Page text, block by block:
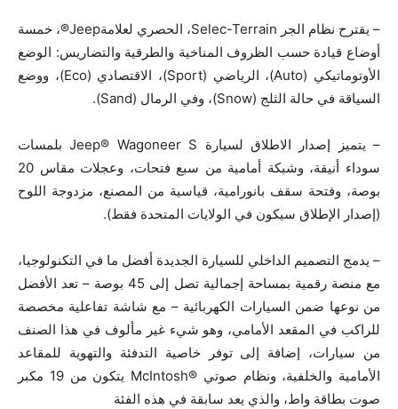
– يقترح نظام الجر Selec-Terrain، الحصري لعلامةJeep®، خمسة
أوضاع قيادة حسب الظروف المناخية والطرقية والتضاريس: الوضع
الأوتوماتيكي (Auto)، الرياضي (Sport)، الاقتصادي (Eco)، ووضع
السياقة في حالة الثلج (Snow)، وفي الرمال (Sand).
– يتميز إصدار الاطلاق لسيارة Jeep® Wagoneer S بلمسات
سوداء أنيقة، وشبكة أمامية من سبع فتحات، وعجلات مقاس 20
بوصة، وفتحة سقف بانورامية، قياسية من المصنع، مزدوجة اللوح
(إصدار الإطلاق سيكون في الولايات المتحدة فقط).
– يدمج التصميم الداخلي للسيارة الجديدة أفضل ما في التكنولوجيا،
مع منصة رقمية بمساحة إجمالية تصل إلى 45 بوصة – تعد الأفضل
من نوعها ضمن السيارات الكهربائية – مع شاشة تفاعلية مخصصة
للراكب في المقعد الأمامي، وهو شيء غير مألوف في هذا الصنف
من سيارات، إضافة إلى توفر خاصية التدفئة والتهوية للمقاعد
الأمامية والخلفية، ونظام صوتي ®McIntosh يتكون من 19 مكبر
صوت بطاقة واط، والذي يعد سابقة في هذه الفئة